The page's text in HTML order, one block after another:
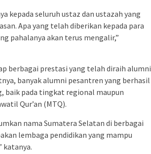
kepada seluruh ustaz dan ustazah yang
Apa yang telah diberikan kepada para
pahalanya akan terus mengalir,”
berbagai prestasi yang telah diraih alumni
banyak alumni pesantren yang berhasil
baik pada tingkat regional maupun
Qur’an (MTQ).
nama Sumatera Selatan di berbagai
lembaga pendidikan yang mampu
katanya.